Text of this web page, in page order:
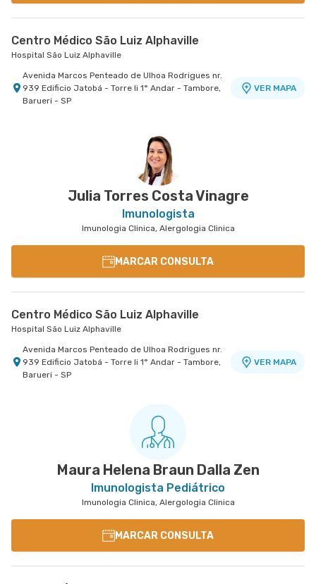
Centro Médico São Luiz Alphaville
Hospital São Luiz Alphaville
Avenida Marcos Penteado de Ulhoa Rodrigues nr.
939 Edificio Jatobá - Torre Ii 1° Andar - Tambore,
Barueri - SP
VER MAPA
Julia Torres Costa Vinagre
Imunologista
Imunologia Clinica, Alergologia Clinica
MARCAR CONSULTA
Centro Médico São Luiz Alphaville
Hospital São Luiz Alphaville
Avenida Marcos Penteado de Ulhoa Rodrigues nr.
939 Edificio Jatobá - Torre Ii 1° Andar - Tambore,
Barueri - SP
VER MAPA
Maura Helena Braun Dalla Zen
Imunologista Pediátrico
Imunologia Clinica, Alergologia Clinica
MARCAR CONSULTA